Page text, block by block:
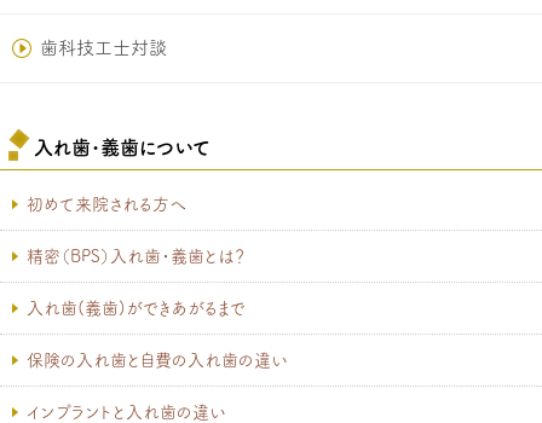
歯科技工士対談
入れ歯･義歯について
初めて来院される方へ
精密（BPS）入れ歯・義歯とは？
入れ歯(義歯)ができあがるまで
保険の入れ歯と自費の入れ歯の違い
インプラントと入れ歯の違い